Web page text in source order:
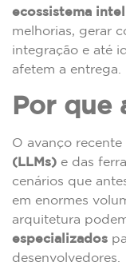
ecossistema
melhorias, gerar
integração e até
afetem a entrega.
Por que
O avanço recente
(LLMs) e das
cenários que
em enormes
arquitetura
especializados
desenvolvedores.